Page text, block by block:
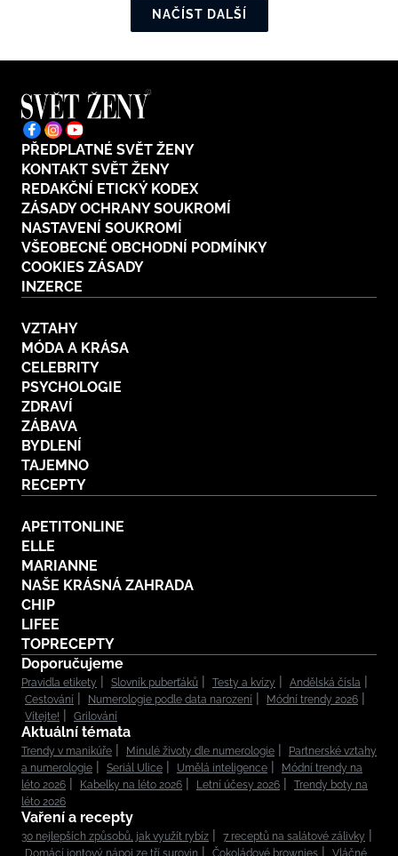
NAČÍST DALŠÍ
PŘEDPLATNÉ SVĚT ŽENY
KONTAKT SVĚT ŽENY
REDAKČNÍ ETICKÝ KODEX
ZÁSADY OCHRANY SOUKROMÍ
NASTAVENÍ SOUKROMÍ
VŠEOBECNÉ OBCHODNÍ PODMÍNKY
COOKIES ZÁSADY
INZERCE
VZTAHY
MÓDA A KRÁSA
CELEBRITY
PSYCHOLOGIE
ZDRAVÍ
ZÁBAVA
BYDLENÍ
TAJEMNO
RECEPTY
APETITONLINE
ELLE
MARIANNE
NAŠE KRÁSNÁ ZAHRADA
CHIP
LIFEE
TOPRECEPTY
Doporučujeme
Pravidla etikety Slovník puberťáků Testy a kvízy
Andělská čísla
Cestování
Numerologie podle data narození
Módní trendy 2026
Vítejte!
Grilování
Aktuální témata
Trendy v manikúře Minulé životy dle numerologie
Partnerské vztahy
a numerologie
Seriál Ulice Umělá inteligence
Módní trendy na
léto 2026
Kabelky na léto 2026 Letní účesy 2026
Trendy boty na
léto 2026
Vaření a recepty
30 nejlepších způsobů, jak využít rybíz
7 receptů na salátové zálivky
Domácí iontový nápoj ze tří surovin
Čokoládové brownies Vláčné